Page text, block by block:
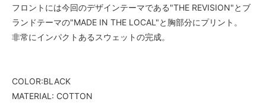
フロントには今回のデザインテーマである"THE REVISION"とブ
ランドテーマの"MADE IN THE LOCAL"と胸部分にプリント。
非常にインパクトあるスウェットの完成。
COLOR:BLACK
MATERIAL: COTTON